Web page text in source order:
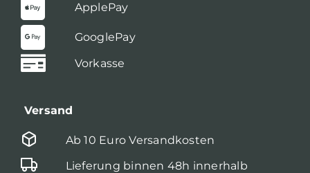
ApplePay
GooglePay
Vorkasse
Versand
Ab 10 Euro Versandkosten
Lieferung binnen 48h innerhalb